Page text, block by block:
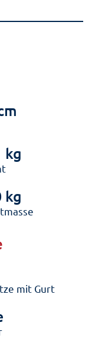
kg
kg
mit Gurt